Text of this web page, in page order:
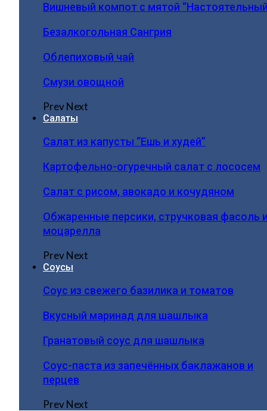
Вишневый компот с мятой
Безалкогольная Сангрия
Облепиховый чай
Смузи овощной
PrevNext
Салаты
Салат из капусты “Ешь и худей”
Картофельно-огуречный салат с лососем
Салат с рисом, авокадо и кочудяном
Обжаренные персики, стручковая фасоль
моцарелла
PrevNext
Соусы
Соус из свежего базилика и томатов
Вкусный маринад для шашлыка
Гранатовый соус для шашлыка
Соус-паста из запечённых баклажанов и
перцев
PrevNext